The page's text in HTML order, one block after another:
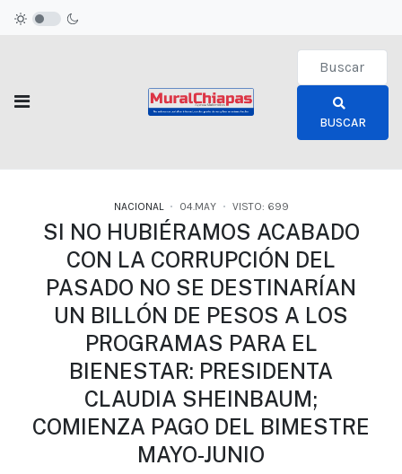
Type 2 or
BUSCAR
NACIONAL 04.MAY VISTO: 699
SI NO HUBIÉRAMOS ACABADO
CON LA CORRUPCIÓN DEL
PASADO NO SE DESTINARÍAN
UN BILLÓN DE PESOS A LOS
PROGRAMAS PARA EL
BIENESTAR: PRESIDENTA
CLAUDIA SHEINBAUM;
COMIENZA PAGO DEL BIMESTRE
MAYO-JUNIO